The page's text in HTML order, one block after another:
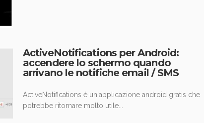
ActiveNotifications per Android:
accendere lo schermo quando
arrivano le notifiche email / SMS
ActiveNotifications è un'applicazione android gratis che
potrebbe ritornare molto utile...